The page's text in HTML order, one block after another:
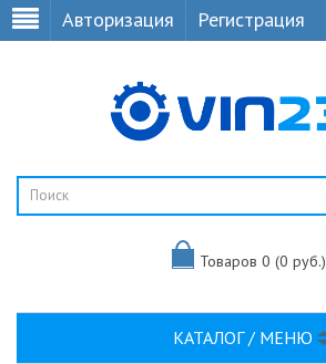
Авторизация Регистрация
Товаров 0 (0 руб.)
КАТАЛОГ / МЕНЮ